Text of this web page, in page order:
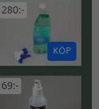
280:-
KÖP
69:-